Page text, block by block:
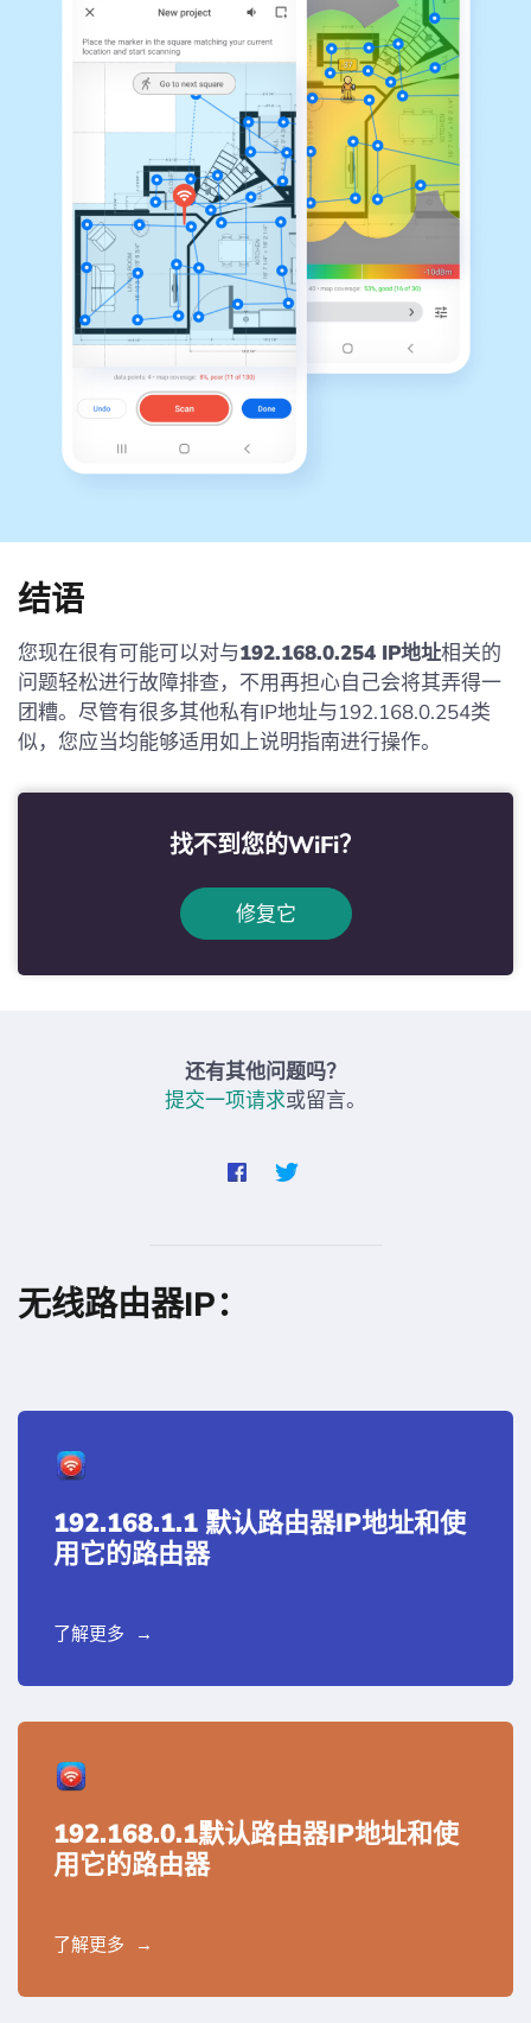
结语
您现在很有可能可以对与192.168.0.254 IP地址相关的
问题轻松进行故障排查，不用再担心自己会将其弄得一
团糟。尽管有很多其他私有IP地址与192.168.0.254类
似，您应当均能够适用如上说明指南进行操作。
找不到您的WiFi？
修复它
还有其他问题吗？
提交一项请求或留言。
无线路由器IP：
192.168.1.1 默认路由器IP地址和使
用它的路由器
了解更多
192.168.0.1默认路由器IP地址和使
用它的路由器
了解更多